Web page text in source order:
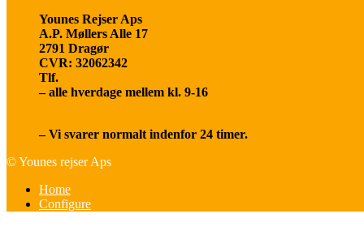
Younes Rejser Aps
A.P. Møllers Alle 17
2791 Dragør
CVR: 32062342
Tlf.
– alle hverdage mellem kl. 9-16
– Vi svarer normalt indenfor 24 timer.
© Younes rejser Aps
Home
Configure